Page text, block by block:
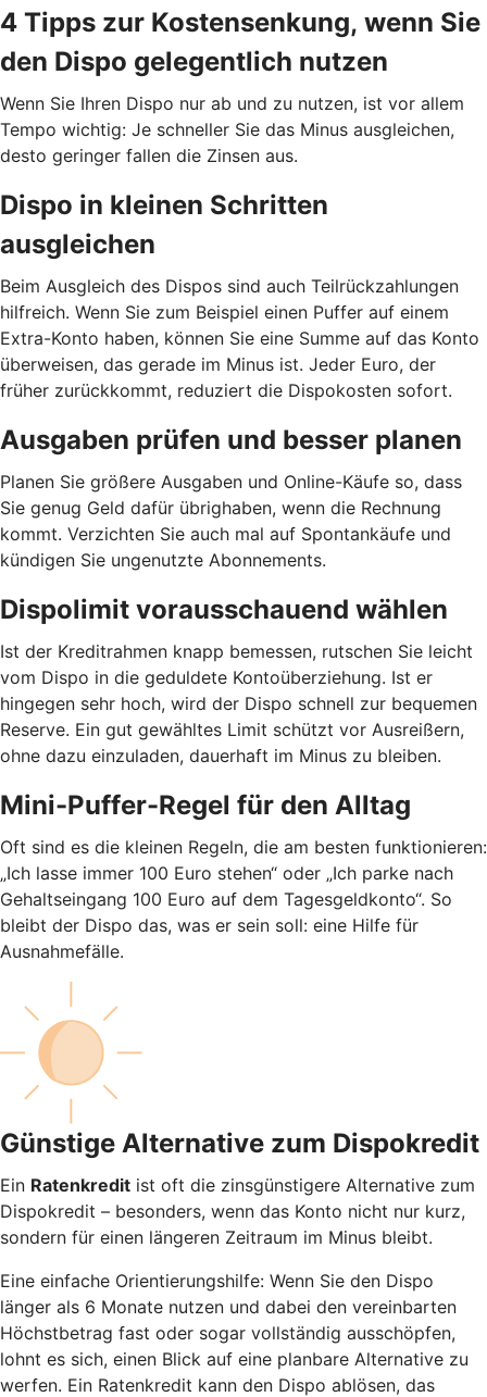
4 Tipps zur Kostensenkung, wenn Sie
den Dispo gelegentlich nutzen
Wenn Sie Ihren Dispo nur ab und zu nutzen, ist vor allem
Tempo wichtig: Je schneller Sie das Minus ausgleichen,
desto geringer fallen die Zinsen aus.
Dispo in kleinen Schritten
ausgleichen
Beim Ausgleich des Dispos sind auch Teilrückzahlungen
hilfreich. Wenn Sie zum Beispiel einen Puffer auf einem
Extra-Konto haben, können Sie eine Summe auf das Konto
überweisen, das gerade im Minus ist. Jeder Euro, der
früher zurückkommt, reduziert die Dispokosten sofort.
Ausgaben prüfen und besser planen
Planen Sie größere Ausgaben und Online-Käufe so, dass
Sie genug Geld dafür übrighaben, wenn die Rechnung
kommt. Verzichten Sie auch mal auf Spontankäufe und
kündigen Sie ungenutzte Abonnements.
Dispolimit vorausschauend wählen
Ist der Kreditrahmen knapp bemessen, rutschen Sie leicht
vom Dispo in die geduldete Kontoüberziehung. Ist er
hingegen sehr hoch, wird der Dispo schnell zur bequemen
Reserve. Ein gut gewähltes Limit schützt vor Ausreißern,
ohne dazu einzuladen, dauerhaft im Minus zu bleiben.
Mini-Puffer-Regel für den Alltag
Oft sind es die kleinen Regeln, die am besten funktionieren:
„Ich lasse immer 100 Euro stehen“ oder „Ich parke nach
Gehaltseingang 100 Euro auf dem Tagesgeldkonto“. So
bleibt der Dispo das, was er sein soll: eine Hilfe für
Ausnahmefälle.
Günstige Alternative zum Dispokredit
Ein Ratenkredit ist oft die zinsgünstigere Alternative zum
Dispokredit – besonders, wenn das Konto nicht nur kurz,
sondern für einen längeren Zeitraum im Minus bleibt.
Eine einfache Orientierungshilfe: Wenn Sie den Dispo
länger als 6 Monate nutzen und dabei den vereinbarten
Höchstbetrag fast oder sogar vollständig ausschöpfen,
lohnt es sich, einen Blick auf eine planbare Alternative zu
werfen. Ein Ratenkredit kann den Dispo ablösen, das